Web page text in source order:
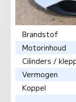
Brandstof
Motorinhoud
Cilinders /
Vermogen
Koppel